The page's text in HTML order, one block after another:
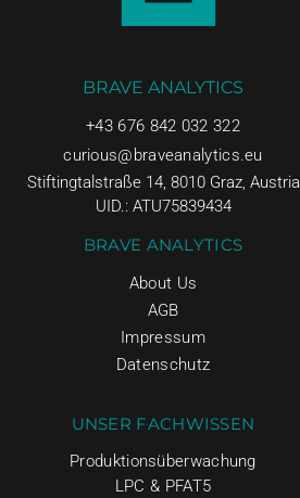
BRAVE ANALYTICS
+43 676 842 032 322
curious@braveanalytics.eu
Stiftingtalstraße 14, 8010 Graz, Austria
UID.: ATU75839434
BRAVE ANALYTICS
About Us
AGB
Impressum
Datenschutz
UNSER FACHWISSEN
Produktionsüberwachung
LPC & PFAT5